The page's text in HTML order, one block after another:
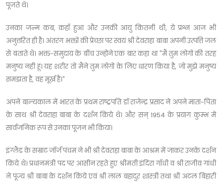
पूजते थे।
उनका जन्म कब, कहाँ हुआ और उनकी आयु कितनी थी, ये प्रश्न आज भी
अनुत्तरित ही है। अंतरंग भक्तों की प्रेच्छा पर स्वयं श्री देवराहा बाबा अपनी उत्पत्ति जल
से बताते थे। भक्त-समुदाय के बीच उन्होंने एक बार कहा था "मैं तुम लोगों की तरह
मनुष्य नही हूं। यह शरीर तो मैंने तुम लोगों के लिए धारण किया है, जो मुझे मनुष्य
समझता है, वह मूर्ख है।"
अपने बाल्यकाल में भारत के प्रथम राष्ट्रपति डॉ राजेन्द्र प्रसाद ने अपने माता-पिता
के साथ श्री देवराहा बाबा के दर्शन किये थे। और सन् 1954 के प्रयाग कुम्भ में
सार्वजनिक रूप से उनका पूजन भी किया।
इंग्लैंड के सम्राट जॉर्ज पंचम ने भी श्री देवराहा बाबा के आश्रम में जाकर उनके दर्शन
किये थे। प्रधानमंत्री पद पर आसीन रहते हुए श्रीमती इंदिरा गाँधी व श्री राजीव गांधी
ने पूज्य श्री बाबा के दर्शन किये एवं श्री लाल बहादुर शास्त्री तथा श्री अटल बिहारी